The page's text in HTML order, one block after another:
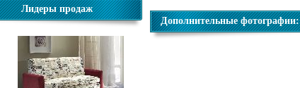
Лидеры продаж
Дополнительные фотографии: